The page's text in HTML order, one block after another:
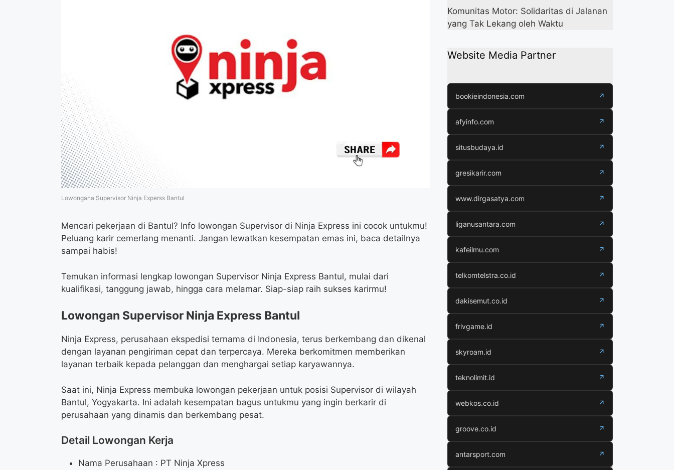
Lowongana Supervisor Ninja Experss Bantul
Mencari pekerjaan di Bantul? Info lowongan Supervisor di Ninja Express ini cocok untukmu!
Peluang karir cemerlang menanti. Jangan lewatkan kesempatan emas ini, baca detailnya
sampai habis!
Temukan informasi lengkap lowongan Supervisor Ninja Express Bantul, mulai dari
kualifikasi, tanggung jawab, hingga cara melamar. Siap-siap raih sukses karirmu!
Lowongan Supervisor Ninja Express Bantul
Ninja Express, perusahaan ekspedisi ternama di Indonesia, terus berkembang dan dikenal
dengan layanan pengiriman cepat dan terpercaya. Mereka berkomitmen memberikan
layanan terbaik kepada pelanggan dan menghargai setiap karyawannya.
Saat ini, Ninja Express membuka lowongan pekerjaan untuk posisi Supervisor di wilayah
Bantul, Yogyakarta. Ini adalah kesempatan bagus untukmu yang ingin berkarir di
perusahaan yang dinamis dan berkembang pesat.
Detail Lowongan Kerja
Nama Perusahaan : PT Ninja Xpress
Komunitas Motor: Solidaritas di Jalanan
yang Tak Lekang oleh Waktu
Website Media Partner
bookieindonesia.com ↗
afyinfo.com ↗
situsbudaya.id ↗
gresikarir.com ↗
www.dirgasatya.com ↗
liganusantara.com ↗
kafeilmu.com ↗
telkomtelstra.co.id ↗
dakisemut.co.id ↗
frivgame.id ↗
skyroam.id ↗
teknolimit.id ↗
webkos.co.id ↗
groove.co.id ↗
antarsport.com ↗